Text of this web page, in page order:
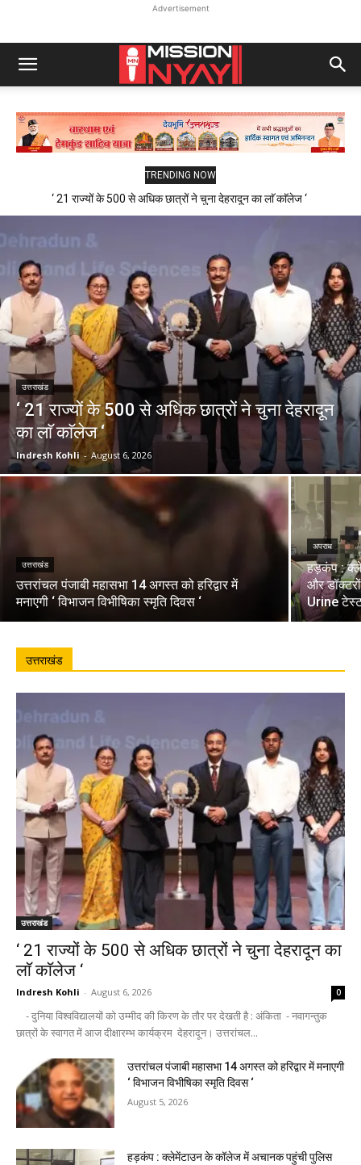
Advertisement
TRENDING NOW
‘ 21 राज्यों के 500 से अधिक छात्रों ने चुना देहरादून का लाॅ काॅलेज ‘
उत्तराखंड
‘ 21 राज्यों के 500 से अधिक छात्रों ने चुना देहरादून
का लाॅ काॅलेज ‘
Indresh Kohli - August 6, 2026
उत्तराखंड
उत्तरांचल पंजाबी महासभा 14 अगस्त को हरिद्वार में
मनाएगी ‘ विभाजन विभीषिका स्मृति दिवस ‘
अपराध
हड़कंप :
और
Urine
उत्तराखंड
उत्तराखंड
‘ 21 राज्यों के 500 से अधिक छात्रों ने चुना देहरादून का
लाॅ काॅलेज ‘
Indresh Kohli - August 6, 2026 0
- दुनिया विश्वविद्यालयों को उम्मीद की किरण के तौर पर देखती है : अंकिता - नवागन्तुक
छात्रों के स्वागत में आज दीक्षारम्भ कार्यक्रम देहरादून। उत्तरांचल...
उत्तरांचल पंजाबी महासभा 14 अगस्त को हरिद्वार में मनाएगी
‘ विभाजन विभीषिका स्मृति दिवस ‘
August 5, 2026
हड़कंप : क्लेमेंटाउन के कॉलेज में अचानक पहुंची पुलिस